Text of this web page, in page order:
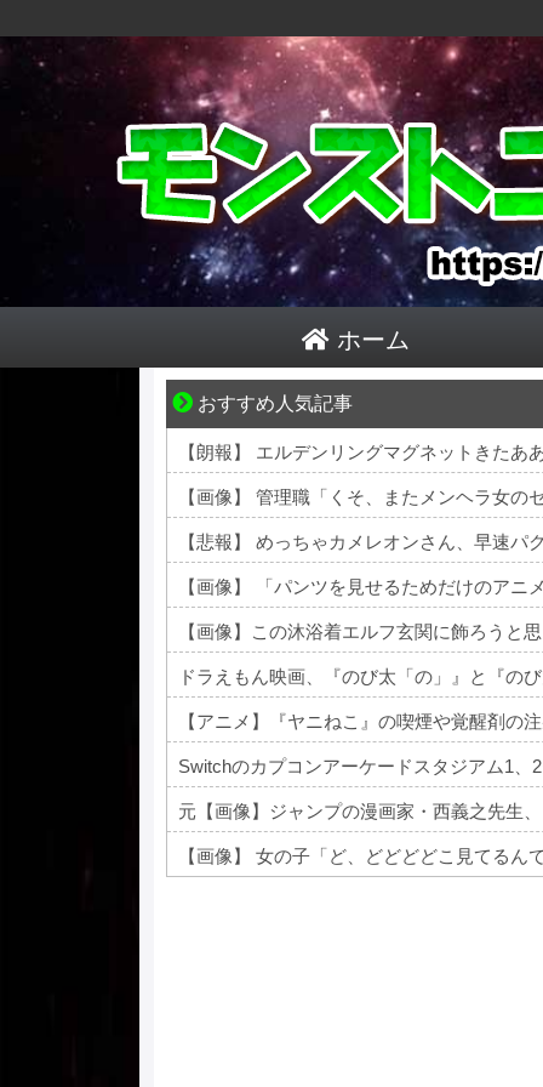
ホーム
おすすめ人気記事
小さなすれ違いが、夫を追い詰めていく
【朗報】 エルデンリングマグネットきたあ
【画像】 管理職「くそ、またメンヘラ女の
【悲報】 めっちゃカメレオンさん、早速
【画像】 「パンツを見せるためだけのアニ
【画像】この沐浴着エルフ玄関に飾ろうと
ドラえもん映画、『のび太「の」』と『の
Switchのカプコンアーケードスタジアム1、
元【画像】ジャンプの漫画家・西義之先生
【画像】 女の子「ど、どどどどこ見てるん